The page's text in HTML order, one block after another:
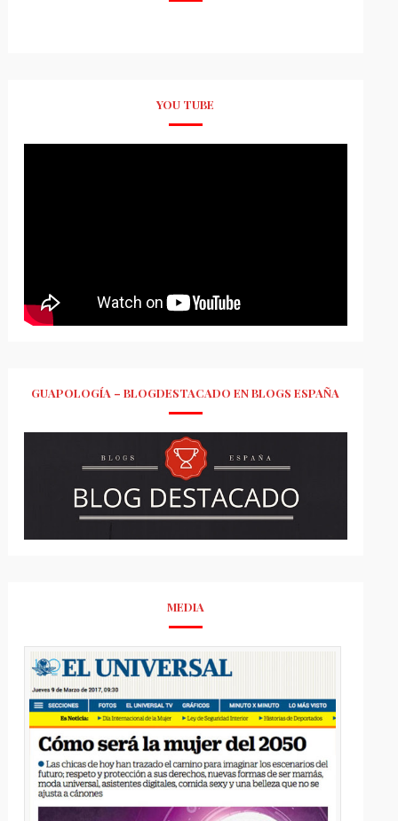
YOU TUBE
GUAPOLOGÍA – BLOGDESTACADO EN BLOGS ESPAÑA
MEDIA